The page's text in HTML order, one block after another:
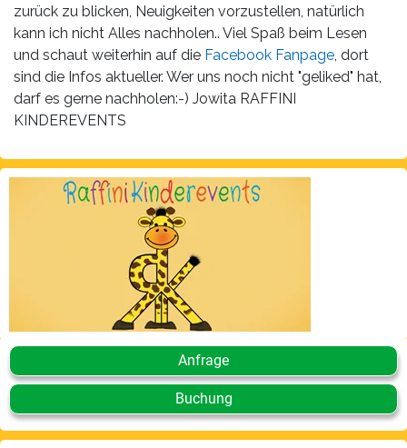
Jobs
Partner/Links
zurück zu blicken, Neuigkeiten vorzustellen, natürlich
kann ich nicht Alles nachholen.. Viel Spaß beim Lesen
und schaut weiterhin auf die Facebook Fanpage, dort
sind die Infos aktueller. Wer uns noch nicht "geliked" hat,
darf es gerne nachholen:-) Jowita RAFFINI
KINDEREVENTS
Anfrage
Buchung